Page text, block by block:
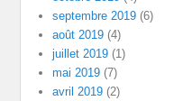
septembre 2019 (6)
août 2019 (4)
juillet 2019 (1)
mai 2019 (7)
avril 2019 (2)